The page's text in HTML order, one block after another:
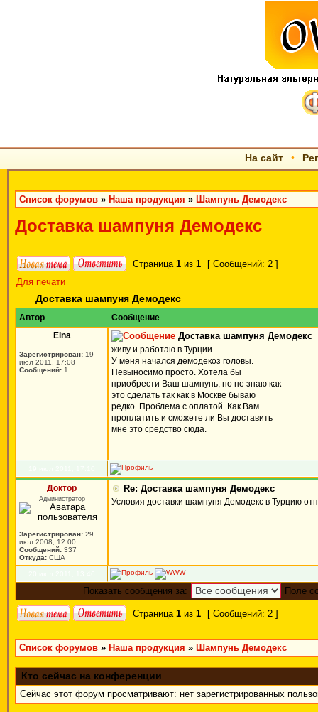
На сайт •
Список форумов » Наша продукция » Шампунь Демодекс
Доставка шампуня Демодекс
Страница 1 из 1
[ Сообщений: 2 ]
Для печати
Доставка шампуня Демодекс
Автор
Сообщение
Elna
Зарегистрирован: 19
июл 2011, 17:08
Сообщений: 1
Доставка шампуня Демодекс
живу и работаю в Турции.
У меня начался демодекоз головы.
Невыносимо просто. Хотела бы
приобрести Ваш шампунь, но не знаю как
это сделать так как в Москве бываю
редко. Проблема с оплатой. Как Вам
проплатить и сможете ли Вы доставить
мне это средство сюда.
Доктор
Администратор
Зарегистрирован: 29
июл 2008, 12:00
Сообщений: 337
Откуда: США
Re: Доставка шампуня Демодекс
Условия доставки шампуня Демодекс в Турцию
Показать сообщения за: Поле
Страница 1 из 1 [ Сообщений: 2 ]
Список форумов » Наша продукция » Шампунь Демодекс
Кто сейчас на конференции
Сейчас этот форум просматривают: нет зарегистрированных